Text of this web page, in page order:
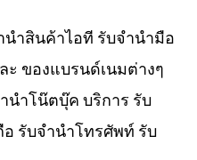
ำสินค้าไอที รับจำนำมือ
ของแบรนด์เนมต่างๆ
นำโน๊ตบุ๊ค บริการ รับ
รับจำนำโทรศัพท์ รับ